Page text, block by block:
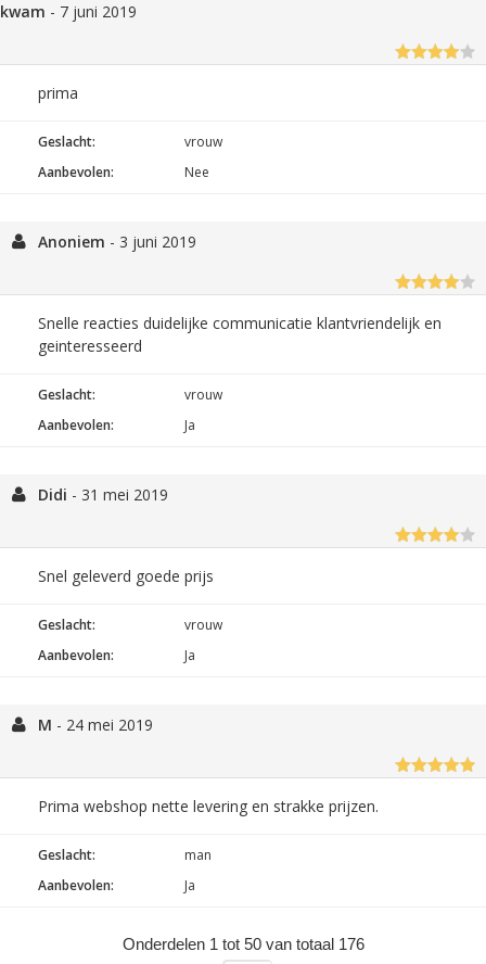
kwam - 7 juni 2019
prima
Geslacht:
vrouw
Aanbevolen:
Nee
Anoniem - 3 juni 2019
Snelle reacties duidelijke communicatie klantvriendelijk en
geinteresseerd
Geslacht:
vrouw
Aanbevolen:
Ja
Didi - 31 mei 2019
Snel geleverd goede prijs
Geslacht:
vrouw
Aanbevolen:
Ja
M - 24 mei 2019
Prima webshop nette levering en strakke prijzen.
Geslacht:
man
Aanbevolen:
Ja
Onderdelen 1 tot 50 van totaal 176